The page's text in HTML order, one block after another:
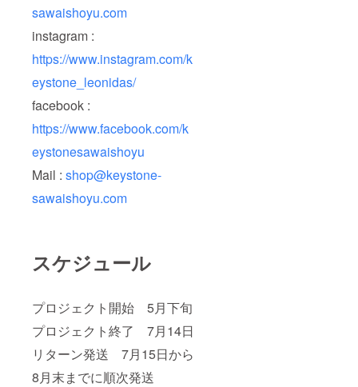
sawaishoyu.com
instagram :
https://www.instagram.com/k
eystone_leonidas/
facebook :
https://www.facebook.com/k
eystonesawaishoyu
Mail : shop@keystone-
sawaishoyu.com
スケジュール
プロジェクト開始 5月下旬
プロジェクト終了 7月14日
リターン発送 7月15日から
8月末までに順次発送